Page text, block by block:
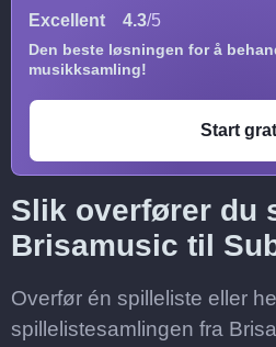
Excellent 4.3/5
Den beste løsningen for å
musikksamling!
Start
Slik overfører du
Brisamusic til
Overfør én spilleliste eller
spillelistesamlingen fra